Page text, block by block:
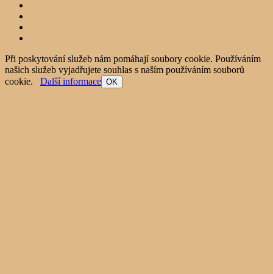
Při poskytování služeb nám pomáhají soubory cookie. Používáním
našich služeb vyjadřujete souhlas s naším používáním souborů
cookie. Další informace